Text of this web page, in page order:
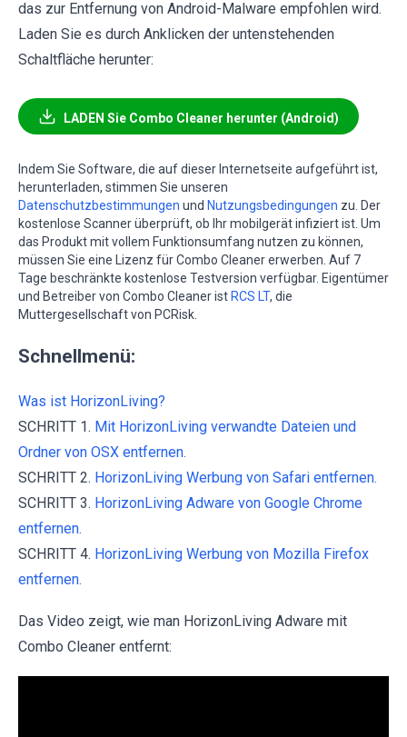
das zur Entfernung von Android-Malware empfohlen wird.
Laden Sie es durch Anklicken der untenstehenden
Schaltfläche herunter:
LADEN Sie Combo Cleaner herunter (Android)
Indem Sie Software, die auf dieser Internetseite aufgeführt ist,
herunterladen, stimmen Sie unseren
Datenschutzbestimmungen und Nutzungsbedingungen zu. Der
kostenlose Scanner überprüft, ob Ihr mobilgerät infiziert ist. Um
das Produkt mit vollem Funktionsumfang nutzen zu können,
müssen Sie eine Lizenz für Combo Cleaner erwerben. Auf 7
Tage beschränkte kostenlose Testversion verfügbar. Eigentümer
und Betreiber von Combo Cleaner ist RCS LT, die
Muttergesellschaft von PCRisk.
Schnellmenü:
Was ist HorizonLiving?
SCHRITT 1. Mit HorizonLiving verwandte Dateien und
Ordner von OSX entfernen.
SCHRITT 2. HorizonLiving Werbung von Safari entfernen.
SCHRITT 3. HorizonLiving Adware von Google Chrome
entfernen.
SCHRITT 4. HorizonLiving Werbung von Mozilla Firefox
entfernen.
Das Video zeigt, wie man HorizonLiving Adware mit
Combo Cleaner entfernt: